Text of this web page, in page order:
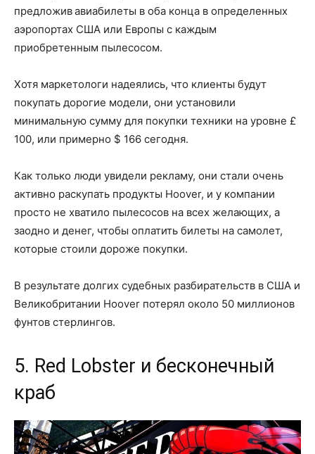
предложив авиабилеты в оба конца в определенных
аэропортах США или Европы с каждым
приобретенным пылесосом.
Хотя маркетологи надеялись, что клиенты будут
покупать дорогие модели, они установили
минимальную сумму для покупки техники на уровне £
100, или примерно $ 166 сегодня.
Как только люди увидели рекламу, они стали очень
активно раскупать продукты Hoover, и у компании
просто не хватило пылесосов на всех желающих, а
заодно и денег, чтобы оплатить билеты на самолет,
которые стоили дороже покупки.
В результате долгих судебных разбирательств в США и
Великобритании Hoover потерял около 50 миллионов
фунтов стерлингов.
5. Red Lobster и бесконечный
краб